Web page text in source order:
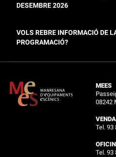
DESEMBRE 2026
VOLS REBRE INFORMACIÓ DE
PROGRAMACIÓ?
MEES
08242
Tel. 93
Tel. 93